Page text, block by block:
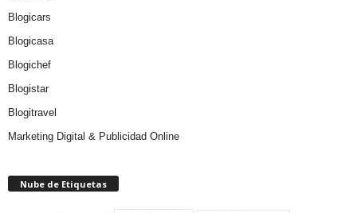
Blogicars
Blogicasa
Blogichef
Blogistar
Blogitravel
Marketing Digital & Publicidad Online
Nube de Etiquetas